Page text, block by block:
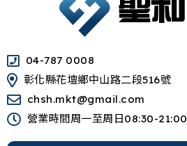
04-787 0008
彰化縣花壇鄉中山路二段516號
chsh.mkt@gmail.com
營業時間周一至周日08:30-21:00